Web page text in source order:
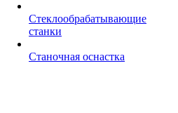
Стеклообрабатывающие
станки
Станочная оснастка